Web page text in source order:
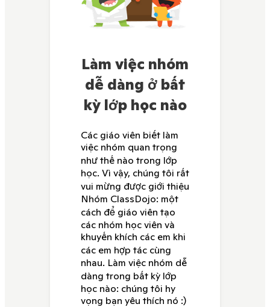
Làm việc nhóm
dễ dàng ở bất
kỳ lớp học nào
Các giáo viên biết làm
việc nhóm quan trọng
như thế nào trong lớp
học. Vì vậy, chúng tôi rất
vui mừng được giới thiệu
Nhóm ClassDojo: một
cách để giáo viên tạo
các nhóm học viên và
khuyến khích các em khi
các em hợp tác cùng
nhau. Làm việc nhóm dễ
dàng trong bất kỳ lớp
học nào: chúng tôi hy
vọng bạn yêu thích nó :)